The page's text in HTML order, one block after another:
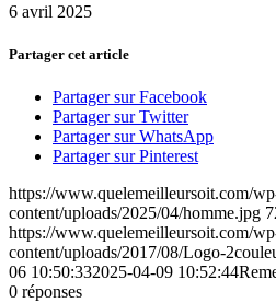
6 avril 2025
Partager cet article
Partager sur Facebook
Partager sur Twitter
Partager sur WhatsApp
Partager sur Pinterest
https://www.quelemeilleursoit.com/
content/uploads/2025/04/homme.jpg
https://www.quelemeilleursoit.com/
content/uploads/2017/08/Logo-
06 10:50:332025-04-09 10:52:44
0 réponses